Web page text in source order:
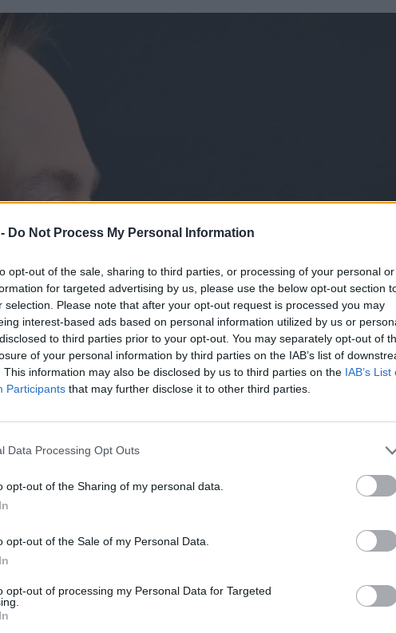
Do Not Process My Personal Information
opt-out of the sale, sharing to third parties, or processing of your personal or
for targeted advertising by us, please use the below opt-out section
selection. Please note that after your opt-out request is processed you may
interest-based ads based on personal information utilized by us or
to third parties prior to your opt-out. You may separately opt-out of
of your personal information by third parties on the IAB’s list of
This information may also be disclosed by us to third parties on the IAB’s List
Participants that may further disclose it to other third parties.
Data Processing Opt Outs
opt-out of the Sharing of my personal data.
opt-out of the Sale of my Personal Data.
opt-out of processing my Personal Data for Targeted